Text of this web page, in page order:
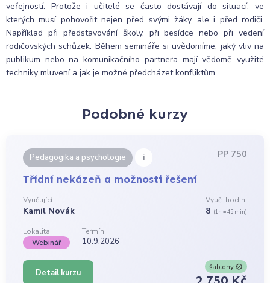
veřejností. Protože i učitelé se často dostávají do situací, ve
kterých musí pohovořit nejen před svými žáky, ale i před rodiči.
Například při představování školy, při besídce nebo při vedení
rodičovských schůzek. Během semináře si uvědomíme, jaký vliv na
publikum nebo na komunikačního partnera mají vědomě využité
techniky mluvení a jak je možné předcházet konfliktům.
Podobné kurzy
Pedagogika a psychologie i PP 750
Třídní nekázeň a možnosti řešení
Vyučující:
Kamil Novák
Vyuč. hodin:
8 (1h = 45 min)
Lokalita:
Termín:
Webinář
10.9.2026
Detail kurzu
šablony